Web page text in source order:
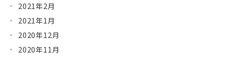
2021年2月
2021年1月
2020年12月
2020年11月